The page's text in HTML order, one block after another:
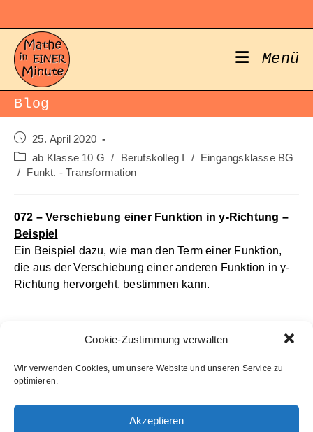
Cookie-Zustimmung verwalten
Wir verwenden Cookies, um unsere Website und unseren Service zu
optimieren.
Akzeptieren
springen
Menü
Blog
Beitrag
veröffentlicht:
25. April 2020
Beitrags-
Kategorie:
ab Klasse 10 G / Berufskolleg I /
Eingangsklasse BG
/
Funkt. - Transformation
072 – Verschiebung einer Funktion in y-Richtung –
Beispiel
Ein Beispiel dazu, wie man den Term einer Funktion,
die aus der Verschiebung einer anderen Funktion in y-
Richtung hervorgeht, bestimmen kann.
Aufleitung Ausklammern